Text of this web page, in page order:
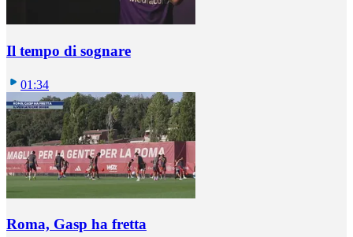
Il tempo di sognare
01:34
Roma, Gasp ha fretta